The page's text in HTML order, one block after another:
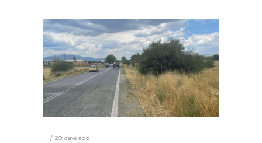
29 days ago